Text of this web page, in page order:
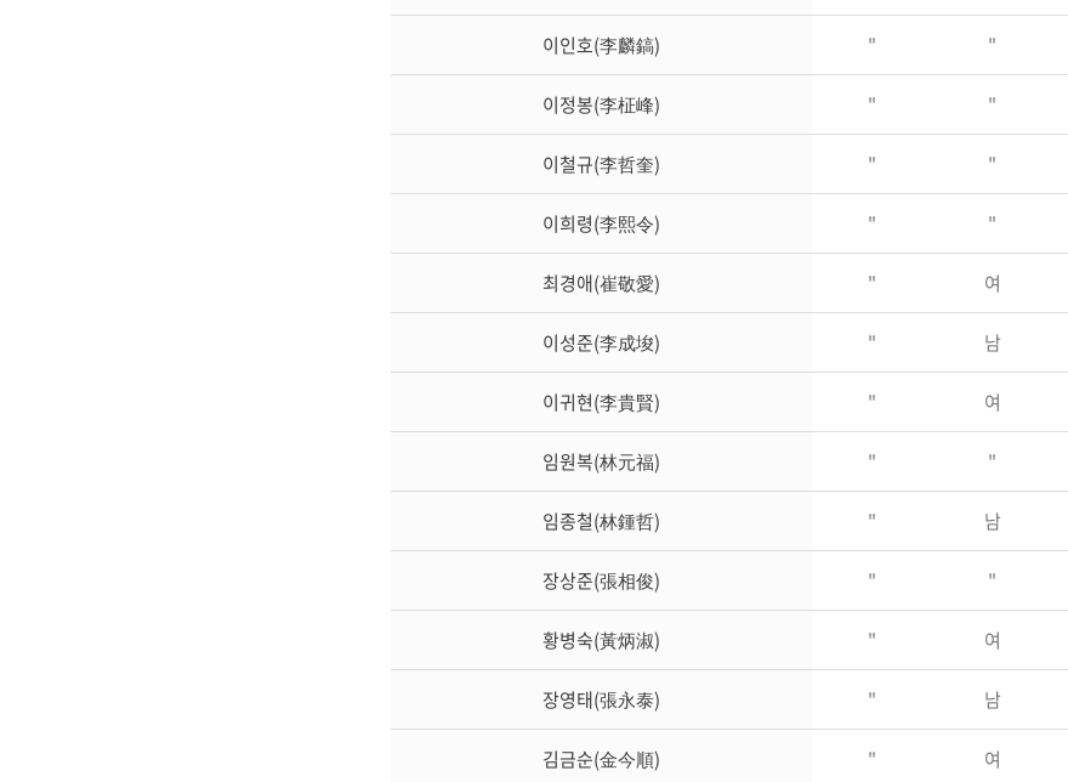
이인호(李麟鎬) " "
이정봉(李柾峰) " "
이철규(李哲奎) " "
이희령(李熙令) " "
최경애(崔敬愛) " 여
이성준(李成埈) " 남
이귀현(李貴賢) " 여
임원복(林元福) " "
임종철(林鍾哲) " 남
장상준(張相俊) " "
황병숙(黃炳淑) " 여
장영태(張永泰) " 남
김금순(金今順) " 여